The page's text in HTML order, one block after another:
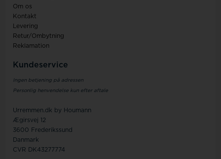
Om os
Kontakt
Levering
Retur/Ombytning
Reklamation
Kundeservice
Ingen betjening på adressen
Personlig henvendelse kun efter aftale
Urremmen.dk by Houmann
Ægirsvej 12
3600 Frederikssund
Danmark
CVR DK43277774